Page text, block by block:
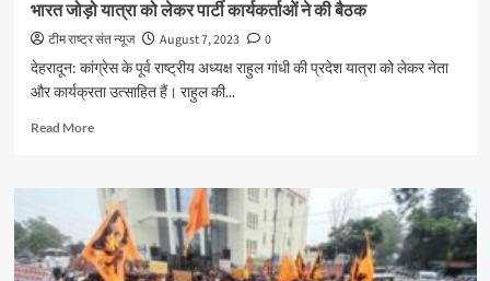
भारत जोड़ो यात्रा को लेकर पार्टी कार्यकर्ताओं ने की बैठक
टीम राष्ट्र संत न्यूज August 7, 2023
0
देहरादून: कांग्रेस के पूर्व राष्ट्रीय अध्यक्ष राहुल गांधी की प्रदेश यात्रा को लेकर नेता
और कार्यक्रता उत्साहित हैं। राहुल की...
Read MoreRead
भारत
जोड़ो
यात्रा
को
लेकर